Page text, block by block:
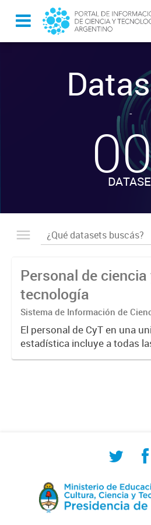
-
Personal de ciencia
tecnología
Sistema de Información de
Tecnología Argentino (SICYTAR)
El personal de CyT en una
estadística incluye a todas
personas involucradas